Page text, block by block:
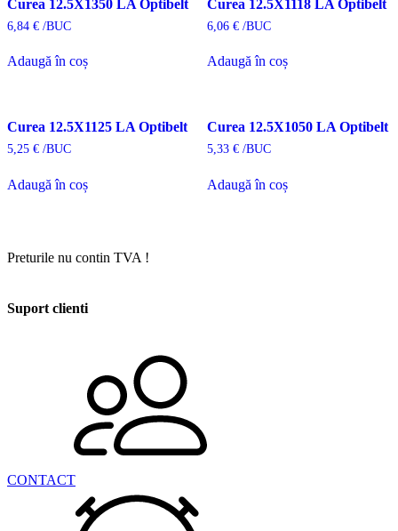
Curea 12.5X1350 LA Optibelt
6,84 € /BUC
Adaugă în coș
Curea 12.5X1118 LA Optibelt
6,06 €/BUC
Adaugă în coș
Curea 12.5X1125 LA Optibelt
5,25 € /BUC
Adaugă în coș
Curea 12.5X1050 LA Optibelt
5,33 €/BUC
Adaugă în coș
Preturile nu contin TVA !
Suport clienti
CONTACT